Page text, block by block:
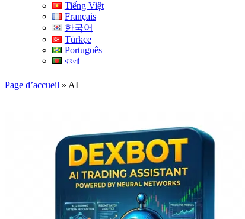
Tiếng Việt
Français
한국어
Türkçe
Português
বাংলা
Page d’accueil » AI